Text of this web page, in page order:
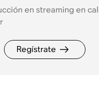
en streaming en
Regístrate